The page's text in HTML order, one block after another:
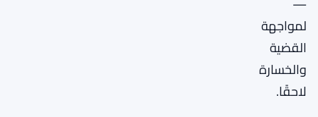
لمواجهة
القضية
والخسارة
لاحقًا.